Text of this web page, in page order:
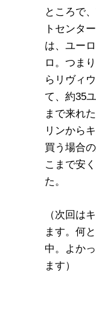
ところで
トセンタ
は、ユー
ロ。つま
らリヴィ
て、約35
まで来れ
リンから
買う場合
こまで安
た。
（次回は
ます。何
中。よか
ます）